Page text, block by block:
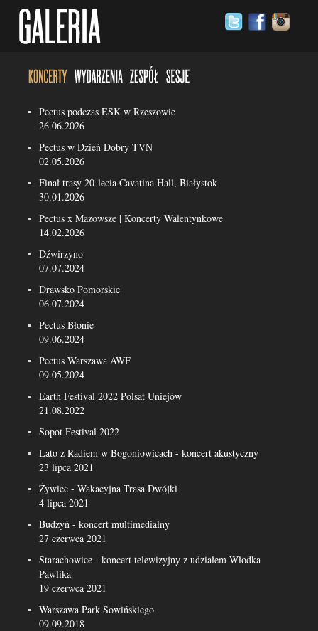
Pectus podczas ESK w Rzeszowie
26.06.2026
Pectus w Dzień Dobry TVN
02.05.2026
Finał trasy 20-lecia Cavatina Hall, Białystok
30.01.2026
Pectus x Mazowsze | Koncerty Walentynkowe
14.02.2026
Dźwirzyno
07.07.2024
Drawsko Pomorskie
06.07.2024
Pectus Błonie
09.06.2024
Pectus Warszawa AWF
09.05.2024
Earth Festival 2022 Polsat Uniejów
21.08.2022
Sopot Festival 2022
Lato z Radiem w Bogoniowicach - koncert akustyczny
23 lipca 2021
Żywiec - Wakacyjna Trasa Dwójki
4 lipca 2021
Budzyń - koncert multimedialny
27 czerwca 2021
Starachowice - koncert telewizyjny z udziałem Włodka
Pawlika
19 czerwca 2021
Warszawa Park Sowińskiego
09.09.2018